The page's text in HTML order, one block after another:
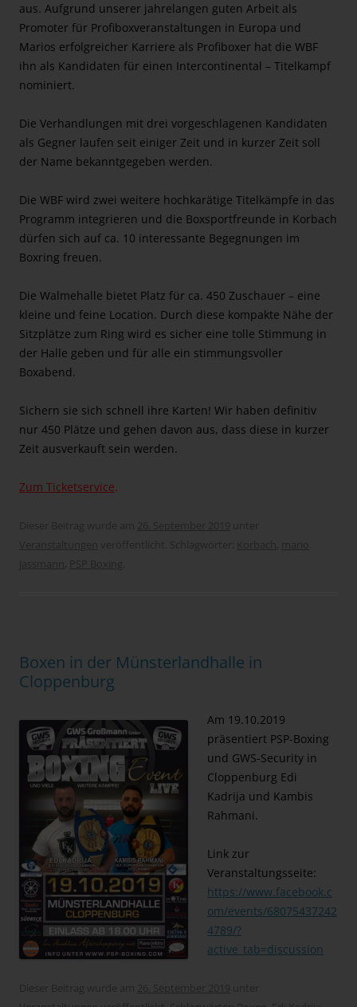
aus. Aufgrund unserer jahrelangen guten Arbeit als
Promoter für Profiboxveranstaltungen in Europa und
Marios erfolgreicher Karriere als Profiboxer hat die WBF
ihn als Kandidaten für einen Intercontinental – Titelkampf
nominiert.
Die Verhandlungen mit drei vorgeschlagenen Kandidaten
als Gegner laufen seit einiger Zeit und in kurzer Zeit soll
der Name bekanntgegeben werden.
Die WBF wird zwei weitere hochkarätige Titelkämpfe in das
Programm integrieren und die Boxsportfreunde in Korbach
dürfen sich auf ca. 10 interessante Begegnungen im
Boxring freuen.
Die Walmehalle bietet Platz für ca. 450 Zuschauer – eine
kleine und feine Location. Durch diese kompakte Nähe der
Sitzplätze zum Ring wird es sicher eine tolle Stimmung in
der Halle geben und für alle ein stimmungsvoller
Boxabend.
Sichern sie sich schnell ihre Karten! Wir haben definitiv
nur 450 Plätze und gehen davon aus, dass diese in kurzer
Zeit ausverkauft sein werden.
Zum Ticketservice.
Boxen in der Münsterlandhalle in
Cloppenburg
Am 19.10.2019
präsentiert PSP-Boxing
und GWS-Security in
Cloppenburg Edi
Kadrija und Kambis
Rahmani.
Link zur
Veranstaltungsseite:
https://www.facebook.c
om/events/68075437242
4789/?
active_tab=discussion